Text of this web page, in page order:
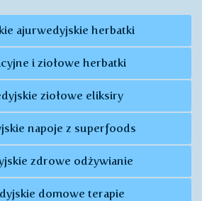
ajurwedyjskie herbatki
i ziołowe herbatki
ziołowe eliksiry
napoje z superfoods
zdrowe odżywianie
domowe terapie